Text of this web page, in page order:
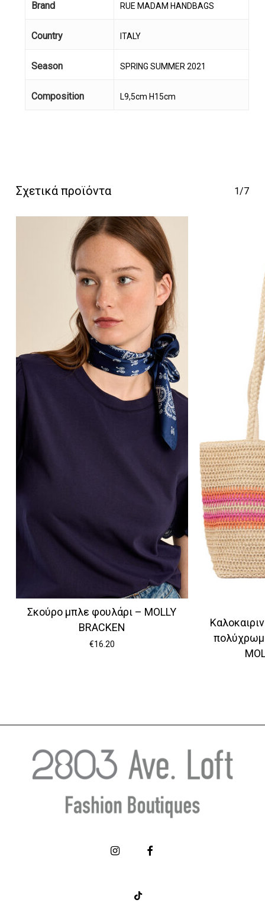
Brand RUE MADAM HANDBAGS
Country ITALY
Season SPRING SUMMER 2021
Composition L9,5cm H15cm
Σχετικά προϊόντα 1/7
Σκούρο μπλε φουλάρι – MOLLY
BRACKEN
€16.20